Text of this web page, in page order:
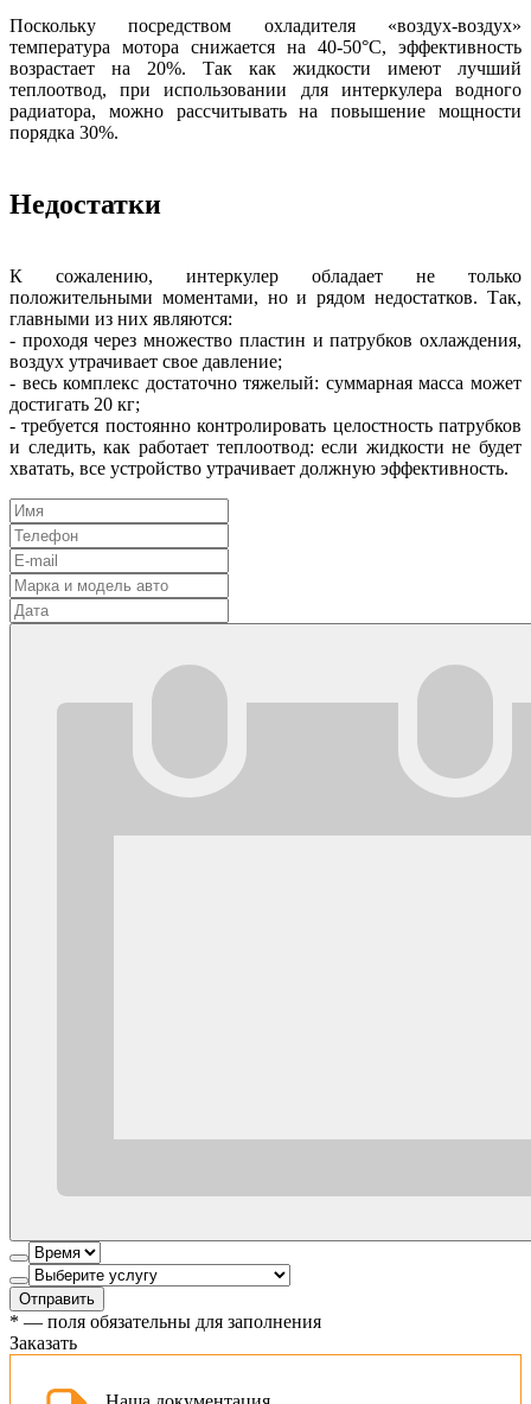
Поскольку посредством охладителя «воздух-воздух»
температура мотора снижается на 40-50°C, эффективность
возрастает на 20%. Так как жидкости имеют лучший
теплоотвод, при использовании для интеркулера водного
радиатора, можно рассчитывать на повышение мощности
порядка 30%.
Недостатки
К сожалению, интеркулер обладает не только
положительными моментами, но и рядом недостатков. Так,
главными из них являются:
- проходя через множество пластин и патрубков охлаждения,
воздух утрачивает свое давление;
- весь комплекс достаточно тяжелый: суммарная масса может
достигать 20 кг;
- требуется постоянно контролировать целостность патрубков
и следить, как работает теплоотвод: если жидкости не будет
хватать, все устройство утрачивает должную эффективность.
Отправить
* — поля обязательны для заполнения
Заказать